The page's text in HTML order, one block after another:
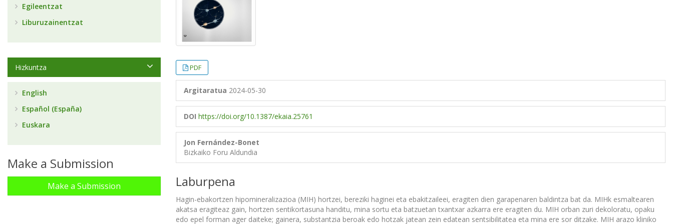
PDF
Argitaratua 2024-05-30
DOI https://doi.org/10.1387/ekaia.25761
Jon Fernández-Bonet
Bizkaiko Foru Aldundia
Laburpena
Hagin-ebakortzen hipomineralizazioa (MIH) hortzei, bereziki haginei eta ebakitzaileei, eragiten dien garapenaren baldintza bat da. MIHk esmaltearen
akatsa eragiteaz gain, hortzen sentikortasuna handitu, mina sortu eta batzuetan txantxar azkarra ere eragiten du. MIH orban zuri dekoloratu, opaku
edo epel forman ager daiteke; gainera, substantzia beroak edo hotzak jatean zein edatean sentsibilitatea eta mina ere sor ditzake. MIH arazo kliniko
Egileentzat
Liburuzainentzat
Hizkuntza
English
Español (España)
Euskara
Make a Submission
Make a Submission